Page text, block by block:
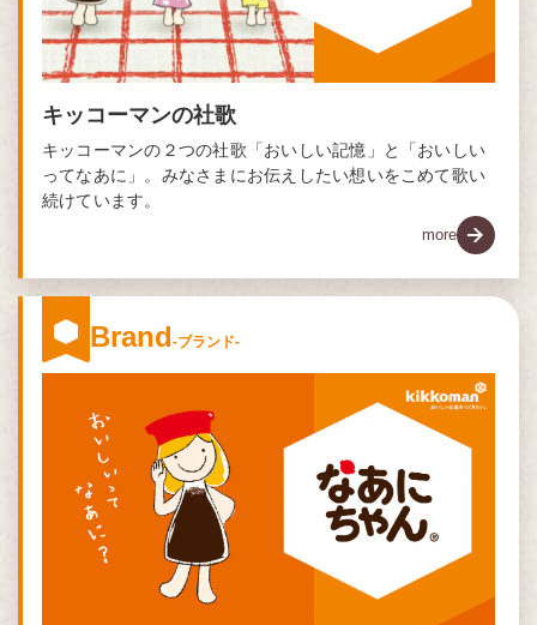
キッコーマンの社歌
キッコーマンの２つの社歌「おいしい記憶」と「おいしい
ってなあに」。みなさまにお伝えしたい想いをこめて歌い
続けています。
more
Brand-ブランド-